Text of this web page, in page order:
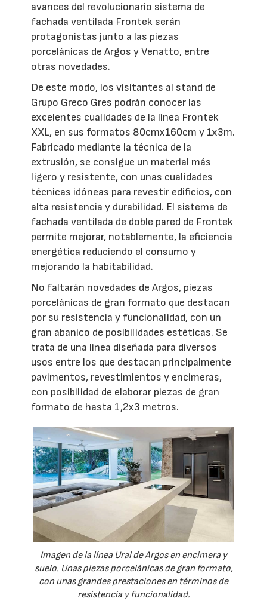
avances del revolucionario sistema de
fachada ventilada Frontek serán
protagonistas junto a las piezas
porcelánicas de Argos y Venatto, entre
otras novedades.
De este modo, los visitantes al stand de
Grupo Greco Gres podrán conocer las
excelentes cualidades de la línea Frontek
XXL, en sus formatos 80cmx160cm y 1x3m.
Fabricado mediante la técnica de la
extrusión, se consigue un material más
ligero y resistente, con unas cualidades
técnicas idóneas para revestir edificios, con
alta resistencia y durabilidad. El sistema de
fachada ventilada de doble pared de Frontek
permite mejorar, notablemente, la eficiencia
energética reduciendo el consumo y
mejorando la habitabilidad.
No faltarán novedades de Argos, piezas
porcelánicas de gran formato que destacan
por su resistencia y funcionalidad, con un
gran abanico de posibilidades estéticas. Se
trata de una línea diseñada para diversos
usos entre los que destacan principalmente
pavimentos, revestimientos y encimeras,
con posibilidad de elaborar piezas de gran
formato de hasta 1,2x3 metros.
Imagen de la línea Ural de Argos en encimera y
suelo. Unas piezas porcelánicas de gran formato,
con unas grandes prestaciones en términos de
resistencia y funcionalidad.